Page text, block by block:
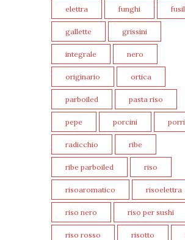
elettra funghi
gallette grissini
integrale nero
originario ortica
parboiled pasta riso
pepe porcini porri
radicchio ribe
ribe parboiled riso
risoaromatico risoelettra
riso nero riso per sushi
riso rosso risotto